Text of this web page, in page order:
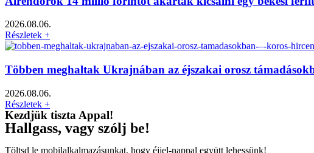
2026.08.06.
Részletek +
Többen meghaltak Ukrajnában az éjszakai orosz
2026.08.06.
Részletek +
Kezdjük tiszta Appal!
Hallgass, vagy szólj be!
Töltsd le mobilalkalmazásunkat, hogy éjjel-nappal együtt lehessünk!